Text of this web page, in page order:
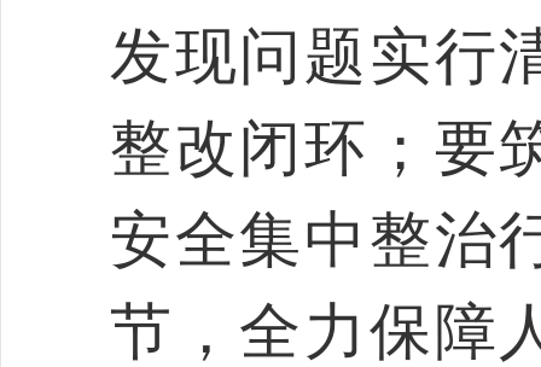
发现问题实行
整改闭环；要
安全集中整治
节，全力保障